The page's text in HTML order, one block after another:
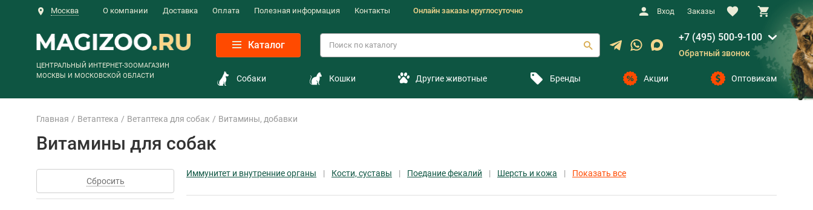
Москва О компании Доставка Оплата Полезная информация Контакты Онлайн заказы круглосуточно Вход Заказы
ЦЕНТРАЛЬНЫЙ ИНТЕРНЕТ-ЗООМАГАЗИН
МОСКВЫ И МОСКОВСКОЙ ОБЛАСТИ
Каталог
+7 (495) 500-9-100
Обратный звонок
Собаки Кошки Другие животные Бренды Акции Оптовикам
Главная Ветаптека Ветаптека для собак Витамины, добавки
Витамины для собак
Сбросить
Иммунитет и внутренние органы Кости, суставы Поедание фекалий Шерсть и кожа Показать все